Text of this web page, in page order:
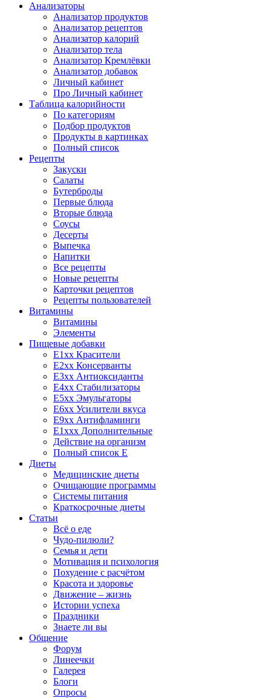
Анализаторы
Анализатор продуктов
Анализатор рецептов
Анализатор калорий
Анализатор тела
Анализатор Кремлёвки
Анализатор добавок
Личный кабинет
Про Личный кабинет
Таблица калорийности
По категориям
Подбор продуктов
Продукты в картинках
Полный список
Рецепты
Закуски
Салаты
Бутерброды
Первые блюда
Вторые блюда
Соусы
Десерты
Выпечка
Напитки
Все рецепты
Новые рецепты
Карточки рецептов
Рецепты пользователей
Витамины
Витамины
Элементы
Пищевые добавки
E1xx Красители
E2xx Консерванты
E3xx Антиоксиданты
E4xx Стабилизаторы
E5xx Эмульгаторы
E6xx Усилители вкуса
E9xx Антифламинги
E1xxx Дополнительные
Действие на организм
Полный список E
Диеты
Медицинские диеты
Очищающие программы
Системы питания
Краткосрочные диеты
Статьи
Всё о еде
Чудо-пилюли?
Семья и дети
Мотивация и психология
Похудение с расчётом
Красота и здоровье
Движение – жизнь
Истории успеха
Праздники
Знаете ли вы
Общение
Форум
Линеечки
Галерея
Блоги
Опросы